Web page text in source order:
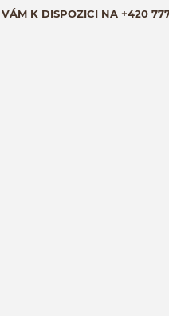
VÁM K DISPOZICI NA +420